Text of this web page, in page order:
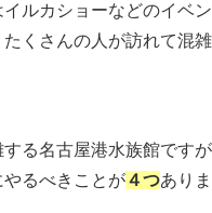
イルカショーなどのイベ
くさんの人が訪れて混雑
する名古屋港水族館です
るべきことが４つありま